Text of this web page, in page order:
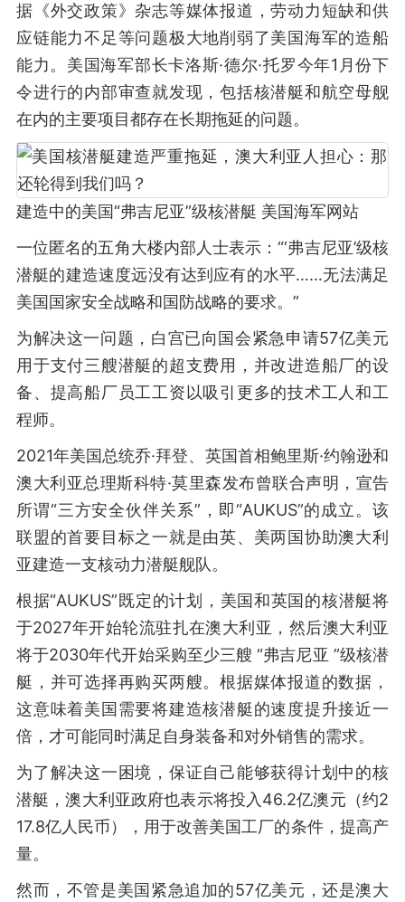
据《外交政策》杂志等媒体报道，劳动力短缺和供
应链能力不足等问题极大地削弱了美国海军的造船
能力。美国海军部长卡洛斯·德尔·托罗今年1月份下
令进行的内部审查就发现，包括核潜艇和航空母舰
在内的主要项目都存在长期拖延的问题。
建造中的美国“弗吉尼亚”级核潜艇 美国海军网站
一位匿名的五角大楼内部人士表示：“‘弗吉尼亚’级核
潜艇的建造速度远没有达到应有的水平……无法满足
美国国家安全战略和国防战略的要求。”
为解决这一问题，白宫已向国会紧急申请57亿美元
用于支付三艘潜艇的超支费用，并改进造船厂的设
备、提高船厂员工工资以吸引更多的技术工人和工
程师。
2021年美国总统乔·拜登、英国首相鲍里斯·约翰逊和
澳大利亚总理斯科特·莫里森发布曾联合声明，宣告
所谓“三方安全伙伴关系”，即“AUKUS”的成立。该
联盟的首要目标之一就是由英、美两国协助澳大利
亚建造一支核动力潜艇舰队。
根据“AUKUS”既定的计划，美国和英国的核潜艇将
于2027年开始轮流驻扎在澳大利亚，然后澳大利亚
将于2030年代开始采购至少三艘 “弗吉尼亚 ”级核潜
艇，并可选择再购买两艘。根据媒体报道的数据，
这意味着美国需要将建造核潜艇的速度提升接近一
倍，才可能同时满足自身装备和对外销售的需求。
为了解决这一困境，保证自己能够获得计划中的核
潜艇，澳大利亚政府也表示将投入46.2亿澳元（约2
17.8亿人民币），用于改善美国工厂的条件，提高产
量。
然而，不管是美国紧急追加的57亿美元，还是澳大